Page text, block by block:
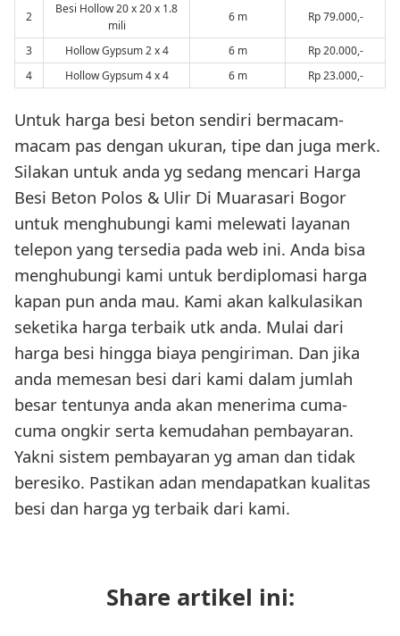
2
Besi Hollow 20 x 20 x 1.8
mili
6 m Rp 79.000,-
3 Hollow Gypsum 2 x 4 6 m
Rp 20.000,-
4
Hollow Gypsum 4 x 4 6 m Rp 23.000,-
Untuk harga besi beton sendiri bermacam-
macam pas dengan ukuran, tipe dan juga merk.
Silakan untuk anda yg sedang mencari Harga
Besi Beton Polos & Ulir Di Muarasari Bogor
untuk menghubungi kami melewati layanan
telepon yang tersedia pada web ini. Anda bisa
menghubungi kami untuk berdiplomasi harga
kapan pun anda mau. Kami akan kalkulasikan
seketika harga terbaik utk anda. Mulai dari
harga besi hingga biaya pengiriman. Dan jika
anda memesan besi dari kami dalam jumlah
besar tentunya anda akan menerima cuma-
cuma ongkir serta kemudahan pembayaran.
Yakni sistem pembayaran yg aman dan tidak
beresiko. Pastikan adan mendapatkan kualitas
besi dan harga yg terbaik dari kami.
Share artikel ini: